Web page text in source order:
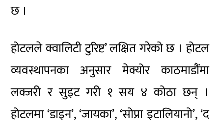
छ ।
होटलले क्वालिटी टुरिष्ट’ लक्षित गरेको छ । होटल
व्यवस्थापनका अनुसार मेक्योर काठमाडौंमा
लक्जरी र सुइट गरी १ सय ४ कोठा छन् ।
होटलमा ‘डाइन’, ‘जायका’, ‘सोप्रा इटालियानो’, ‘द